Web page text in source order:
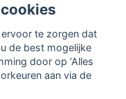
op
te zorgen dat
de best mogelijke
door op ‘Alles
aan via de